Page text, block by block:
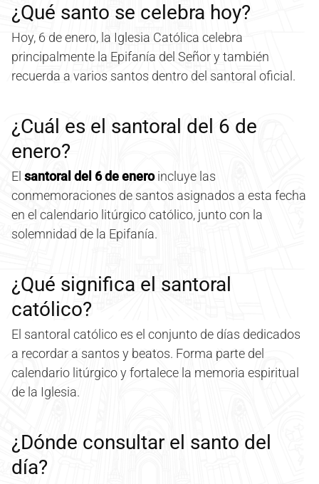
¿Qué santo se celebra hoy?
Hoy, 6 de enero, la Iglesia Católica celebra
principalmente la Epifanía del Señor y también
recuerda a varios santos dentro del santoral oficial.
¿Cuál es el santoral del 6 de
enero?
El santoral del 6 de eneroincluye las
conmemoraciones de santos asignados a esta fecha
en el calendario litúrgico católico, junto con la
solemnidad de la Epifanía.
¿Qué significa el santoral
católico?
El santoral católico es el conjunto de días dedicados
a recordar a santos y beatos. Forma parte del
calendario litúrgico y fortalece la memoria espiritual
de la Iglesia.
¿Dónde consultar el santo del
día?